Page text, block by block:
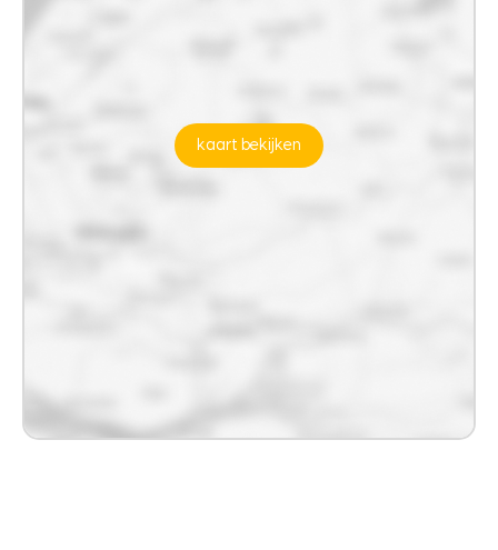
kaart bekijken